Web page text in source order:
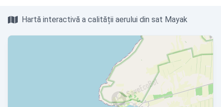
Hartă interactivă a calității aerului din sat Mayak